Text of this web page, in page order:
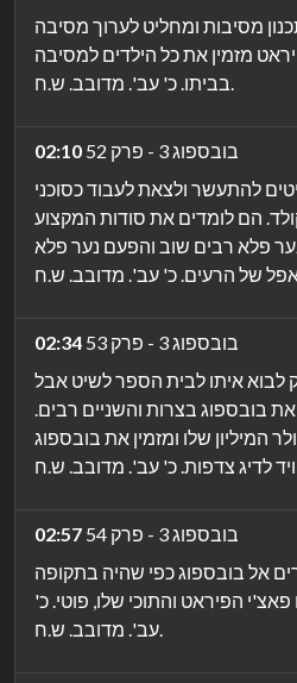
מסיבות ומחליט לערוך מסיבה
מזמין את כל הילדים למסיבה
בביתו. כ' עב'. מדובב. ש.ח.
02:10
בובספוג 3 - פרק 52
להתעשר ולצאת לעבוד כסוכני
הם לומדים את סודות המקצוע
פלא רבים שוב והפעם נער פלא
02:34
בובספוג 3 - פרק 53
לבוא איתו לבית הספר לשיט אבל
בובספוג בצרות והשניים רבים.
המיליון שלו ומזמין את בובספוג
02:57
בובספוג 3 - פרק 54
אל בובספוג כפי שהיה בתקופה
הפיראט והתוכי שלו, פוטי. כ'
עב'. מדובב. ש.ח.